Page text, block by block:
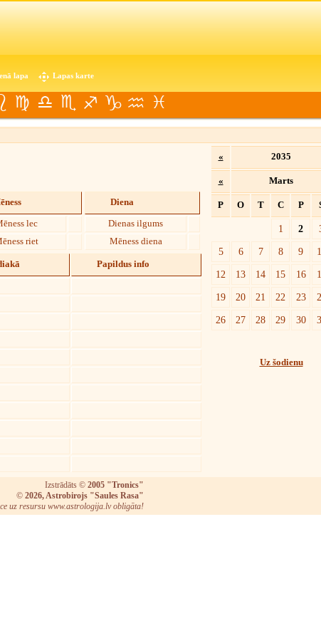
lapa Lapas karte
lec
riet
Diena
Dienas ilgums
Mēness diena
Papildus info
« 2035
« Marts
P O T C P
1 2
5
6 7 8 9
12
13 14 15 16
19
20 21 22 23
26
27 28 29 30
Uz šodienu
Izstrādāts © 2005 "Tronics"
© 2026, Astrobirojs "Saules Rasa"
uz resursu www.astrologija.lv obligāta!